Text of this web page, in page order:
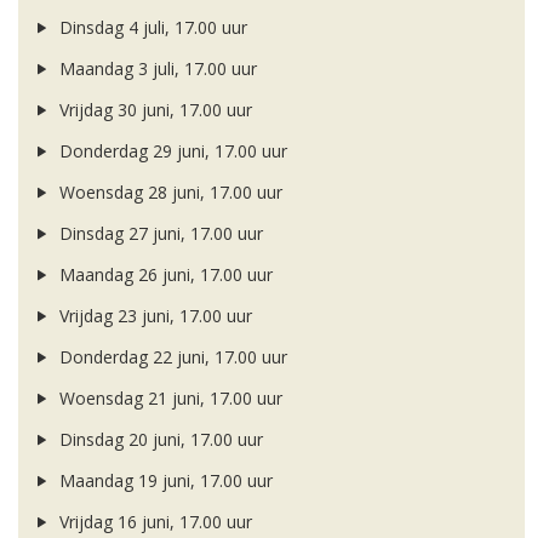
Dinsdag 4 juli, 17.00 uur
Maandag 3 juli, 17.00 uur
Vrijdag 30 juni, 17.00 uur
Donderdag 29 juni, 17.00 uur
Woensdag 28 juni, 17.00 uur
Dinsdag 27 juni, 17.00 uur
Maandag 26 juni, 17.00 uur
Vrijdag 23 juni, 17.00 uur
Donderdag 22 juni, 17.00 uur
Woensdag 21 juni, 17.00 uur
Dinsdag 20 juni, 17.00 uur
Maandag 19 juni, 17.00 uur
Vrijdag 16 juni, 17.00 uur